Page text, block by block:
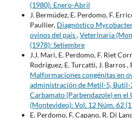
(1980): Enero-Abril
J. Bermúdez, E. Perdomo, F.
Paullier, Diagnóstico
ovinos del país,Veterinaria
(1978): Setiembre
J.J. Mari, E. Perdomo, F. Riet
Rodríguez, E. Turcatti, J. Barros ,
Malformaciones congénitas en
administración de Metil-5, Butil-
Carbamato (Parbendazole) en el
(Montevideo): Vol. 12 Núm. 62
E. Perdomo, F. Capano, R. Di